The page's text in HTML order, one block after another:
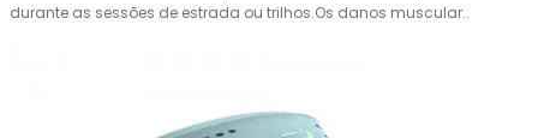
durante as sessões de estrada ou trilhos.Os danos muscular..